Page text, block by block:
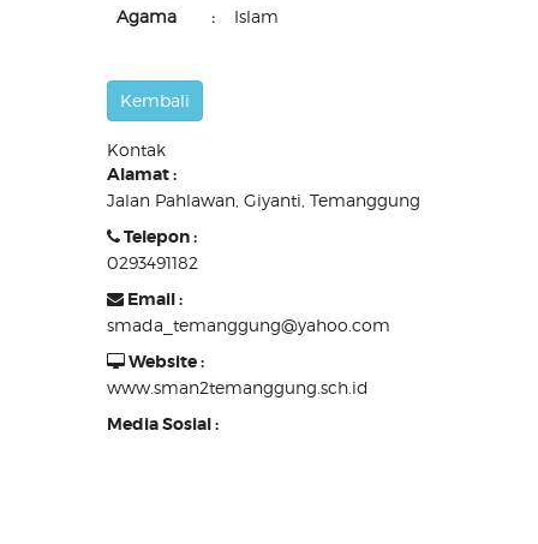
Agama : Islam
Kontak
Alamat :
Jalan Pahlawan, Giyanti, Temanggung
Telepon :
0293491182
Email :
smada_temanggung@yahoo.com
Website :
www.sman2temanggung.sch.id
Media Sosial :